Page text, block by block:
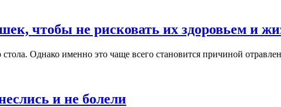
чтобы не рисковать их здоровьем и
Однако именно это чаще всего становится причиной
и не болели